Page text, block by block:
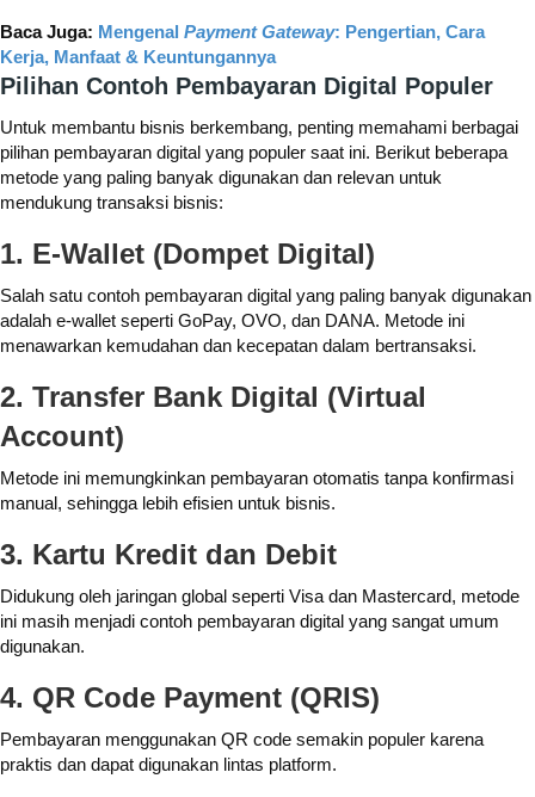
Baca Juga: Mengenal Payment Gateway: Pengertian, Cara
Kerja, Manfaat & Keuntungannya
Pilihan Contoh Pembayaran Digital Populer
Untuk membantu bisnis berkembang, penting memahami berbagai
pilihan pembayaran digital yang populer saat ini. Berikut beberapa
metode yang paling banyak digunakan dan relevan untuk
mendukung transaksi bisnis:
1. E-Wallet (Dompet Digital)
Salah satu contoh pembayaran digital yang paling banyak digunakan
adalah e-wallet seperti GoPay, OVO, dan DANA. Metode ini
menawarkan kemudahan dan kecepatan dalam bertransaksi.
2. Transfer Bank Digital (Virtual
Account)
Metode ini memungkinkan pembayaran otomatis tanpa konfirmasi
manual, sehingga lebih efisien untuk bisnis.
3. Kartu Kredit dan Debit
Didukung oleh jaringan global seperti Visa dan Mastercard, metode
ini masih menjadi contoh pembayaran digital yang sangat umum
digunakan.
4. QR Code Payment (QRIS)
Pembayaran menggunakan QR code semakin populer karena
praktis dan dapat digunakan lintas platform.